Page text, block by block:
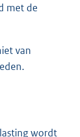
met de
van
wordt